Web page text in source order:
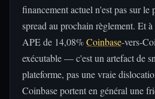
financement actuel n'est pas sur le
spread au prochain règlement. Et
APE de 14,08%Coinbase-vers-
exécutable — c'est un artefact de
plateforme, pas une vraie
Coinbase portent en général une